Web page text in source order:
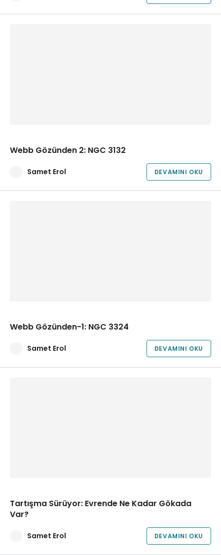
Webb Gözünden 2: NGC 3132
Samet Erol DEVAMINI OKU
Webb Gözünden-1: NGC 3324
Samet Erol DEVAMINI OKU
Tartışma Sürüyor: Evrende Ne Kadar Gökada
Var?
Samet Erol DEVAMINI OKU